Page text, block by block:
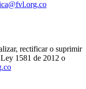
rectificar o suprimir
1581 de 2012 o